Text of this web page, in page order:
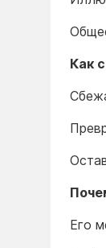
Как
Его